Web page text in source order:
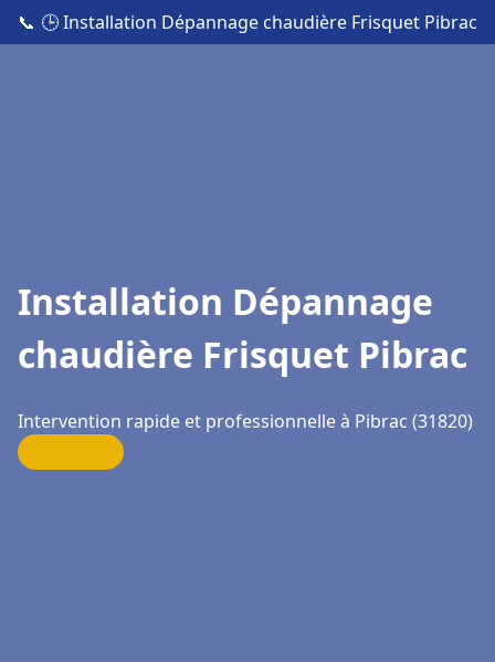
📞 🕒 Installation Dépannage chaudière Frisquet Pibrac
Installation Dépannage
chaudière Frisquet Pibrac
Intervention rapide et professionnelle à Pibrac (31820)